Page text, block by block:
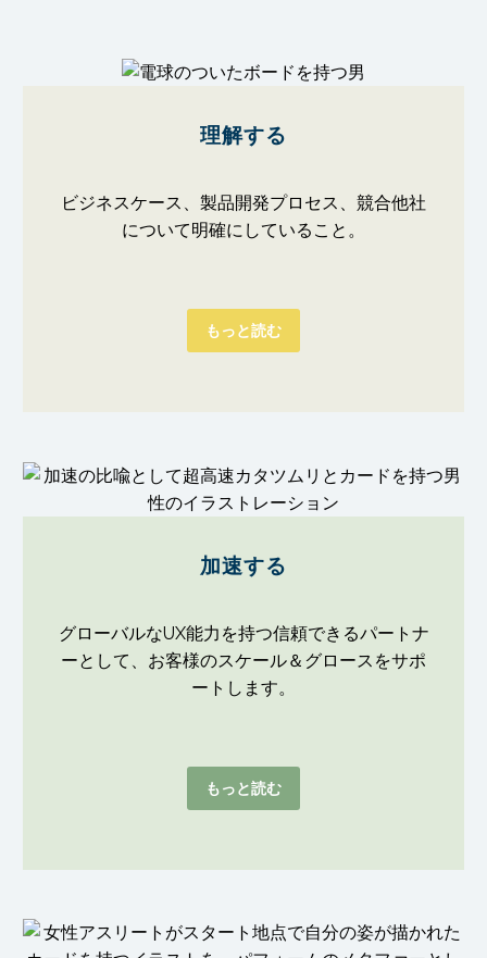
理解する
ビジネスケース、製品開発プロセス、競合他社
について明確にしていること。
もっと読む
加速する
グローバルなUX能力を持つ信頼できるパートナ
ーとして、お客様のスケール＆グロースをサポ
ートします。
もっと読む